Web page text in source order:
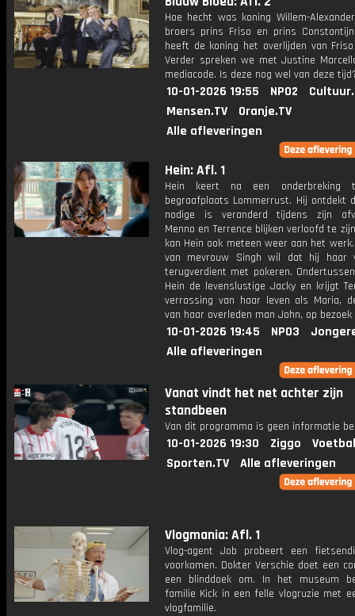
Hoe hecht was koning Willem-
broers prins Friso en prins
heeft de koning het overlijden van
Verder spreken we met Justine
mediacode. Is deze nog wel van deze
10-01-2026 19:55 NPO2
Mensen.TV
Oranje.TV
Alle afleveringen
Hein: Afl. 1
Hein keert na een onderbreking
begraafplaats Lommerrust. Hij ontdekt
nodige is veranderd tijdens zijn
Menno en Terrence blijken verloofd te
kan Hein ook meteen weer aan het
van mevrouw Singh wil dat hij haar
terugverdient met pokeren.
Hein de levenslustige Jacky en krijgt
verrassing van haar leven als Maria,
van haar overleden man John, op
10-01-2026 19:45 NPO3
Alle afleveringen
Vanat vindt het net achter zijn
standbeen
Van dit programma is geen informatie
10-01-2026 19:30 Ziggo
Sporten.TV
Alle afleveringen
Vlogmania: Afl. 1
Vlog-agent Job probeert een
voorkomen. Dokter Verschie doet een
een blinddoek om. In het museum
familie Kick in een felle vlogruzie met
vlogfamilie.